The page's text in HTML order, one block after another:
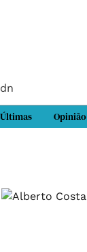
Últimas Opinião